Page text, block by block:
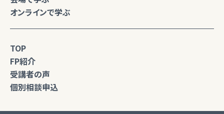
オンラインで学ぶ
TOP
FP紹介
受講者の声
個別相談申込